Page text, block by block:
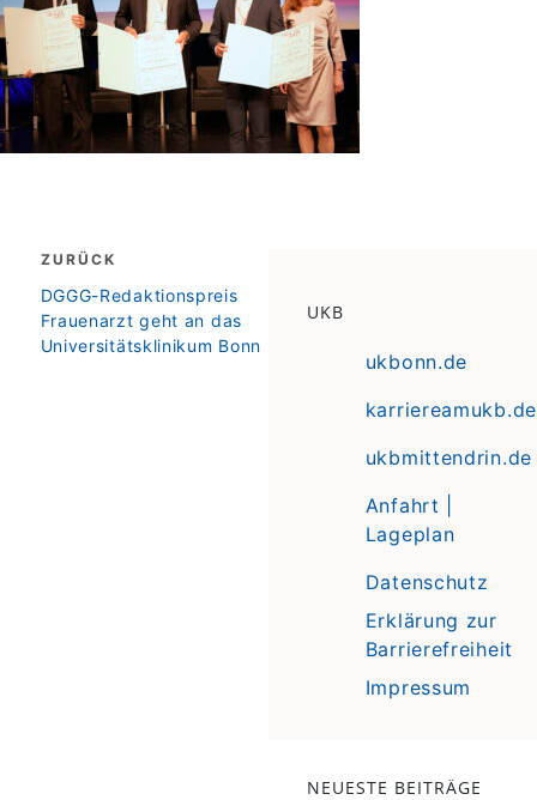
Beitragsnavigation
ZURÜCK
zurück
DGGG-Redaktionspreis
Frauenarzt geht an das
Universitätsklinikum Bonn
UKB
ukbonn.de
karriereamukb.de
ukbmittendrin.de
Anfahrt |
Lageplan
Datenschutz
Erklärung zur
Barrierefreiheit
Impressum
NEUESTE BEITRÄGE